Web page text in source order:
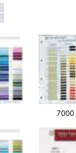
7000